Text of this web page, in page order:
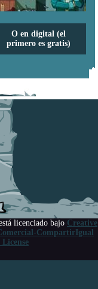
O en digital (el
primero es gratis)
licenciado bajo Creative
CompartirIgual